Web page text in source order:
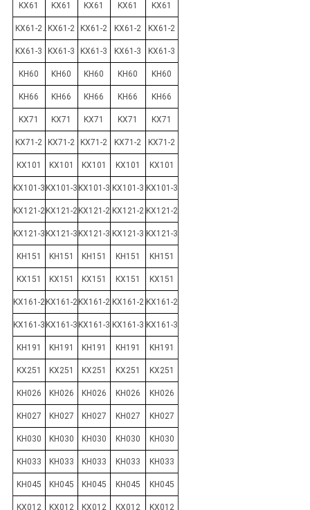
KX61 KX61 KX61 KX61 KX61
KX61-2 KX61-2 KX61-2 KX61-2 KX61-2
KX61-3 KX61-3 KX61-3 KX61-3 KX61-3
KH60 KH60 KH60 KH60 KH60
KH66 KH66 KH66 KH66 KH66
KX71 KX71 KX71 KX71 KX71
KX71-2 KX71-2 KX71-2 KX71-2 KX71-2
KX101 KX101 KX101 KX101 KX101
KX101-3 KX101-3 KX101-3 KX101-3 KX101-3
KX121-2 KX121-2 KX121-2 KX121-2 KX121-2
KX121-3 KX121-3 KX121-3 KX121-3 KX121-3
KH151 KH151 KH151 KH151 KH151
KX151 KX151 KX151 KX151 KX151
KX161-2 KX161-2 KX161-2 KX161-2 KX161-2
KX161-3 KX161-3 KX161-3 KX161-3 KX161-3
KH191 KH191 KH191 KH191 KH191
KX251 KX251 KX251 KX251 KX251
KH026 KH026 KH026 KH026 KH026
KH027 KH027 KH027 KH027 KH027
KH030 KH030 KH030 KH030 KH030
KH033 KH033 KH033 KH033 KH033
KH045 KH045 KH045 KH045 KH045
KX012 KX012 KX012 KX012 KX012